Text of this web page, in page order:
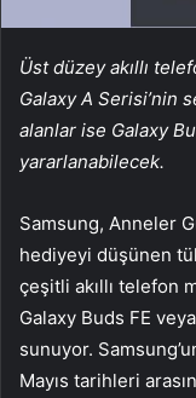
Üst düzey akıllı
Galaxy A Serisi’nin
alanlar ise Galaxy
yararlanabilecek.
Samsung, Anneler
hediyeyi düşünen
çeşitli akıllı telefon
Galaxy Buds FE
sunuyor.
Mayıs tarihleri